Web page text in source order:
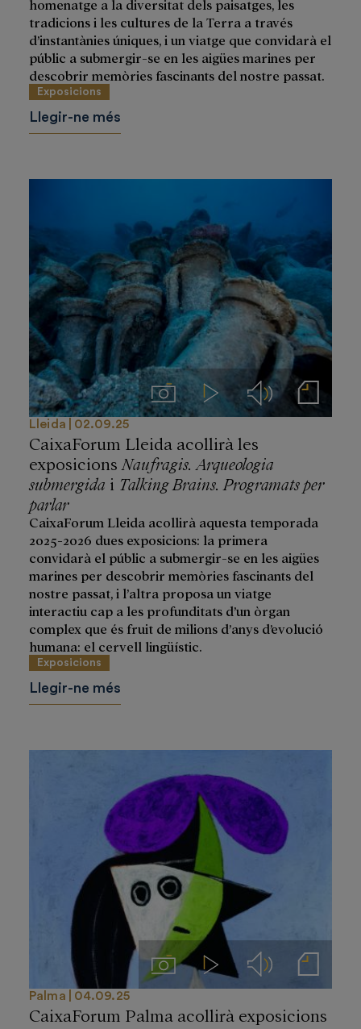
homenatge a la diversitat dels paisatges, les
tradicions i les cultures de la Terra a través
d’instantànies úniques, i un viatge que convidarà el
públic a submergir-se en les aigües marines per
descobrir memòries fascinants del nostre passat.
Exposicions
Llegir-ne més
ImágenesVideos Audios Notas de prensa
Lleida 02.09.25
CaixaForum Lleida acollirà les
exposicions Naufragis. Arqueologia
submergida i Talking Brains. Programats per
parlar
CaixaForum Lleida acollirà aquesta temporada
2025-2026 dues exposicions: la primera
convidarà el públic a submergir-se en les aigües
marines per descobrir memòries fascinants del
nostre passat, i l’altra proposa un viatge
interactiu cap a les profunditats d’un òrgan
complex que és fruit de milions d’anys d’evolució
humana: el cervell lingüístic.
Exposicions
Llegir-ne més
ImágenesVideos Audios Notas de prensa
Palma 04.09.25
CaixaForum Palma acollirà exposicions